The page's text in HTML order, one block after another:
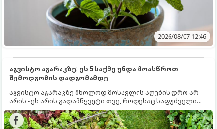
2026/08/07 12:46
აგვისტო აგარაკზე: ეს 5 საქმე უნდა მოასწროთ
შემოდგომის დადგომამდე
აგვისტო აგარაკზე მხოლოდ მოსავლის აღების დრო არ
არის - ეს არის გადამწყვეტი თვე, როდესაც საფუძველი
ეყრება მომავალი წლის მოსავალს და ბაღი მზადდება
შემოდგომა-ზამთრის სეზონისთვის. იმისათვის, რომ
ნიადაგმა ენერგია აღიდგინოს, ხოლო მცენარეებმა